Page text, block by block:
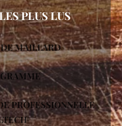
PLUS LUS
MAILLARD
PROFESSIONNELLE